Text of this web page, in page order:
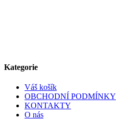
Kategorie
Váš košík
OBCHODNÍ PODMÍNKY
KONTAKTY
O nás